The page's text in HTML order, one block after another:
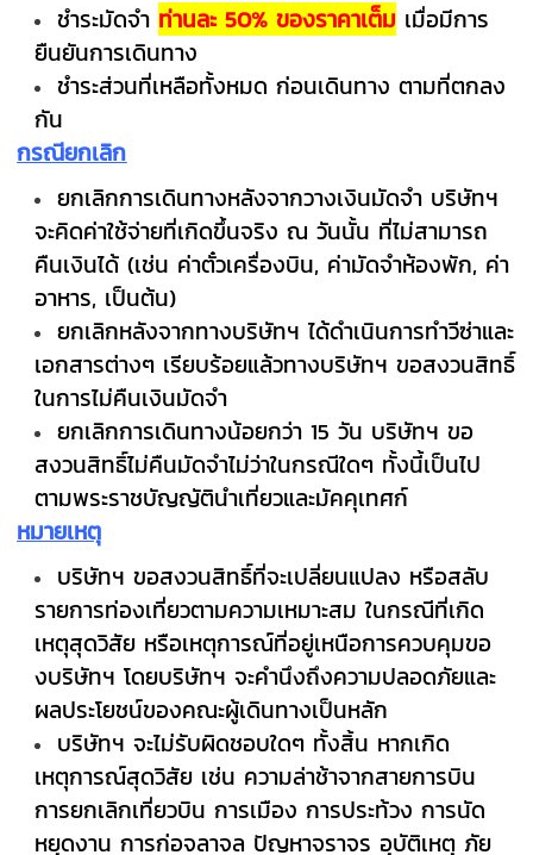
ชำระมัดจำ ท่านละ 50% ของราคาเต็ม เมื่อมีการ
ยืนยันการเดินทาง
ชำระส่วนที่เหลือทั้งหมด ก่อนเดินทาง ตามที่ตกลง
กัน
กรณียกเลิก
ยกเลิกการเดินทางหลังจากวางเงินมัดจำ บริษัทฯ
จะคิดค่าใช้จ่ายที่เกิดขึ้นจริง ณ วันนั้น ที่ไม่สามารถ
คืนเงินได้ (เช่น ค่าตั๋วเครื่องบิน, ค่ามัดจำห้องพัก, ค่า
อาหาร, เป็นต้น)
ยกเลิกหลังจากทางบริษัทฯ ได้ดำเนินการทำวีซ่าและ
เอกสารต่างๆ เรียบร้อยแล้วทางบริษัทฯ ขอสงวนสิทธิ์
ในการไม่คืนเงินมัดจำ
ยกเลิกการเดินทางน้อยกว่า 15 วัน บริษัทฯ ขอ
สงวนสิทธิ์ไม่คืนมัดจำไม่ว่าในกรณีใดๆ ทั้งนี้เป็นไป
ตามพระราชบัญญัตินำเที่ยวและมัคคุเทศก์
หมายเหตุ
บริษัทฯ ขอสงวนสิทธิ์ที่จะเปลี่ยนแปลง หรือสลับ
รายการท่องเที่ยวตามความเหมาะสม ในกรณีที่เกิด
เหตุสุดวิสัย หรือเหตุการณ์ที่อยู่เหนือการควบคุมขอ
งบริษัทฯ โดยบริษัทฯ จะคำนึงถึงความปลอดภัยและ
ผลประโยชน์ของคณะผู้เดินทางเป็นหลัก
บริษัทฯ จะไม่รับผิดชอบใดๆ ทั้งสิ้น หากเกิด
เหตุการณ์สุดวิสัย เช่น ความล่าช้าจากสายการบิน
การยกเลิกเที่ยวบิน การเมือง การประท้วง การนัด
หยุดงาน การก่อจลาจล ปัญหาจราจร อุบัติเหตุ ภัย